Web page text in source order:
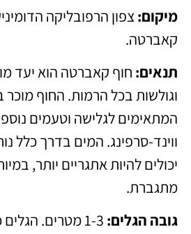
מיקום: צפון הרפובליקה
קאברטה.
תנאים: חוף קאברטה הוא יעד
וגולשות בכל הרמות. החוף מוכר
המתאימים לגלישה וטעמים
ווינד-סרפינג. המים בדרך כלל
יכולים להיות אתגריים יותר,
מתגברת.
גובה הגלים:
1-3 מטרים.